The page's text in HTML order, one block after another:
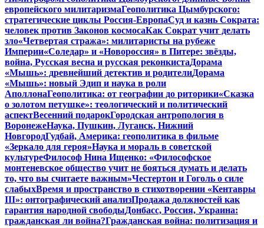
европейского милитаризмаГеополитика Цымбурского:
стратегические циклы Россия-ЕвропаСуд и казнь Сократа:
человек против Законов космосаКак Сократ учит делать
зло«Четвертая стража»: милитаристы на рубеже
Империи«Соледар» и «Новороссия» в Питере: звёзды,
война, Русская весна и русская реконкистаДорама
«Мышь»: древнейший детектив и родителиДорама
«Мышь»: новый Эдип и наука в роли
АполлонаГеополитика: от географии до риторики«Сказка
о золотом петушке»: теологический и политический
аспектВесенний подарокГородская антропология в
ВоронежеНаука, Пушкин, Луганск, Нижний
НовгородГудбай, Америка: геополитика в фильме
«Зеркало для героя»Наука и мораль в советской
культуреФилософ Нина Ищенко: «Философское
монтеневское общество учит не бояться думать и делать
то, что вы считаете важным»Честертон и Гоголь о силе
слабыхВремя и пространство в стихотворении «Кентавры
III»: онтографический анализПродажа должностей как
гарантия народной свободыДонбасс, Россия, Украина:
гражданская ли война?Гражданская война: политизация и